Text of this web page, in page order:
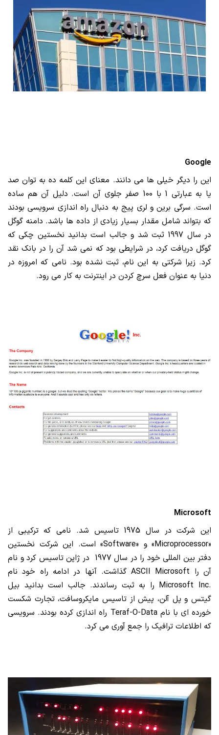
Google
این را دیگر خیلی ها می دانند. معنای این کلمه ده به توان صد
یا به عبارتی 1 با 100 صفر جلوی آن است. دلیل آن هم ساده
است. سرگی برین و لری پیج به دنبال راه اندازی سرویسی بودند
که بتواند شامل مقدار بسیار زیادی از داده ها باشد. دامنه گوگل
در سال 1997 ثبت شد و جالب است بدانید نخستین چکی که
گوگل دریافت کرد، در شرایطی بود که نمی شد آن را در بانک نقد
کرد. زیرا شرکتی به این نام، ثبت نشده بود. نامی که امروزه در
دنیا به عنوان فعل سرچ کردن در اینترنت به کار می رود.
Microsoft
این شرکت در سال 1975 تاسیس شد. نامی که ترکیبی از
«
Microprocessor» و «Software» است. این شرکت نخستین
دفتر بین المللی خود را در سال 1977 در ژاپن تاسیس کرد و نام
آن را ASCII Microsoftگذاشت. آنها در ادامه راه خود نام
Microsoft Inc. را به ثبت رساندند. جالب است بدانید بیل
گیتس و پل آلن، پیش از تاسیس مایکروسافت، تجارت شکست
خورده ای با نامTeraf-O-Data راه اندازی کرده بودند. سرویسی
که اطلاعات ترافیک را جمع آوری می کرد.